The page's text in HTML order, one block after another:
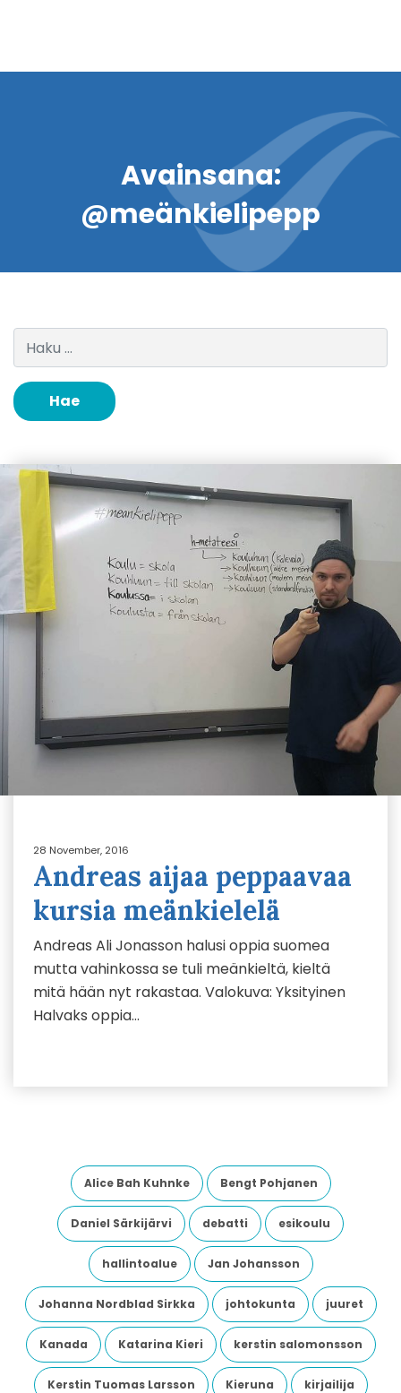
Avainsana:
@meänkielipepp
Haku:
28 November, 2016
Andreas aijaa peppaavaa
kursia meänkielelä
Andreas Ali Jonasson halusi oppia suomea
mutta vahinkossa se tuli meänkieltä, kieltä
mitä hään nyt rakastaa. Valokuva: Yksityinen
Halvaks oppia…
Alice Bah Kuhnke Bengt Pohjanen
Daniel Särkijärvi debatti esikoulu
hallintoalue Jan Johansson
Johanna Nordblad Sirkka johtokunta juuret
Kanada Katarina Kieri kerstin salomonsson
Kerstin Tuomas Larsson Kieruna kirjailija